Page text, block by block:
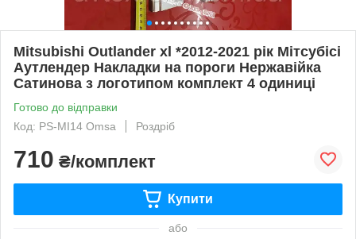
Mitsubishi Outlander xl *2012-2021 рік Мітсубісі
Аутлендер Накладки на пороги Нержавійка
Сатинова з логотипом комплект 4 одиниці
Готово до відправки
Код: PS-MI14 Omsa
Роздріб
710 ₴/комплект
Купити
або